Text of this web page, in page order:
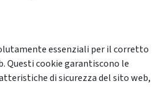
essenziali per il corretto
Questi cookie garantiscono le
di sicurezza del sito web,